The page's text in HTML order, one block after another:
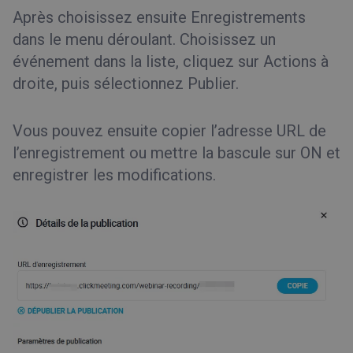
Après choisissez ensuite Enregistrements
dans le menu déroulant. Choisissez un
événement dans la liste, cliquez sur Actions à
droite, puis sélectionnez Publier.
Vous pouvez ensuite copier l’adresse URL de
l’enregistrement ou mettre la bascule sur ON et
enregistrer les modifications.